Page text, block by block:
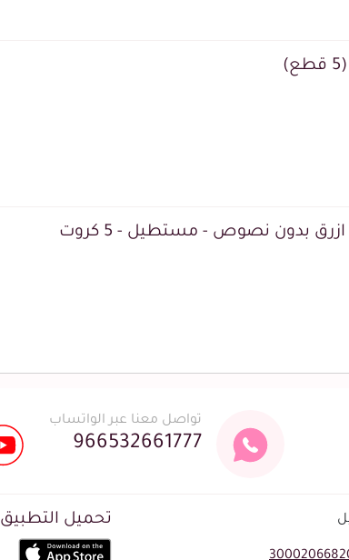
بدون نصوص - مستطيل - 5 كروت
تواصل معنا عبر الواتساب
966532661777
تحميل التطبيق